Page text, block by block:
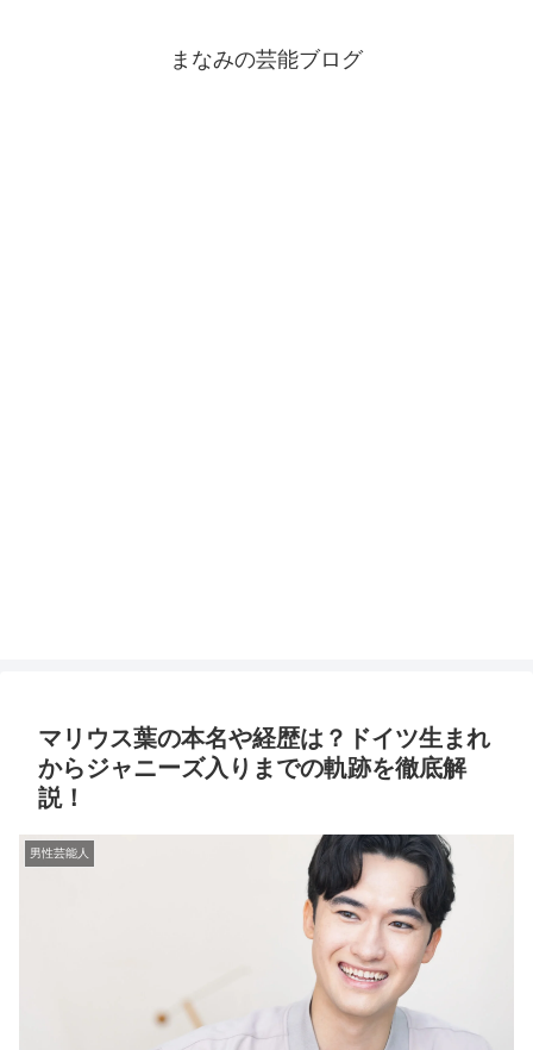
まなみの芸能ブログ
マリウス葉の本名や経歴は？ドイツ生まれ
からジャニーズ入りまでの軌跡を徹底解
説！
男性芸能人